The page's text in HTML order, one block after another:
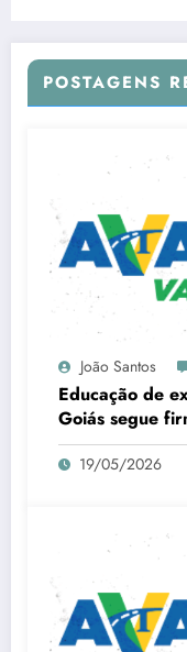
POSTAGENS
João Santos
Educação de
Goiás segue
progresso
19/05/2026